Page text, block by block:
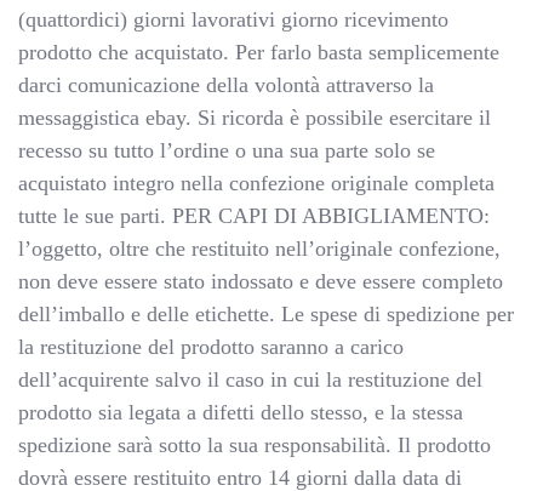
(quattordici) giorni lavorativi giorno ricevimento
prodotto che acquistato. Per farlo basta semplicemente
darci comunicazione della volontà attraverso la
messaggistica ebay. Si ricorda è possibile esercitare il
recesso su tutto l’ordine o una sua parte solo se
acquistato integro nella confezione originale completa
tutte le sue parti. PER CAPI DI ABBIGLIAMENTO:
l’oggetto, oltre che restituito nell’originale confezione,
non deve essere stato indossato e deve essere completo
dell’imballo e delle etichette. Le spese di spedizione per
la restituzione del prodotto saranno a carico
dell’acquirente salvo il caso in cui la restituzione del
prodotto sia legata a difetti dello stesso, e la stessa
spedizione sarà sotto la sua responsabilità. Il prodotto
dovrà essere restituito entro 14 giorni dalla data di